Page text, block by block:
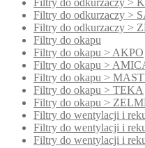
Filtry do odkurzaczy >
Filtry do odkurzaczy >
Filtry do odkurzaczy >
Filtry do okapu
Filtry do okapu > AKPO
Filtry do okapu >
Filtry do okapu >
Filtry do okapu > TEKA
Filtry do okapu >
Filtry do wentylacji i
Filtry do wentylacji i
Filtry do wentylacji i